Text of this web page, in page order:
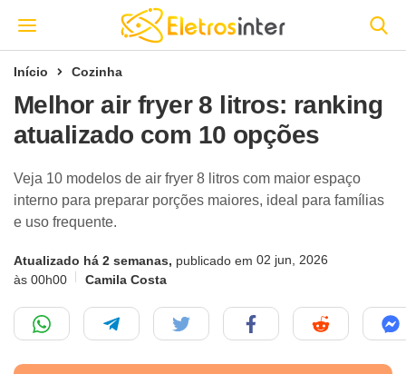
Início Cozinha
Melhor air fryer 8 litros: ranking
atualizado com 10 opções
Veja 10 modelos de air fryer 8 litros com maior espaço
interno para preparar porções maiores, ideal para famílias
e uso frequente.
Atualizado há 2 semanas, publicado em 02 jun, 2026
às 00h00
Camila Costa